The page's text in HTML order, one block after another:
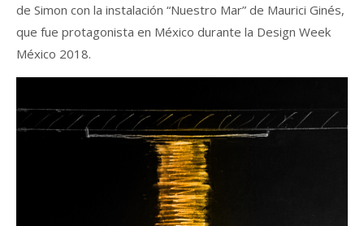
de Simon con la instalación “Nuestro Mar” de Maurici Ginés,
que fue protagonista en México durante la Design Week
México 2018.